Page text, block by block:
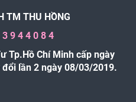
TM THU HỒNG
3 9 4 4 0 8 4
Tp.Hồ Chí Minh cấp ngày
lần 2 ngày 08/03/2019.